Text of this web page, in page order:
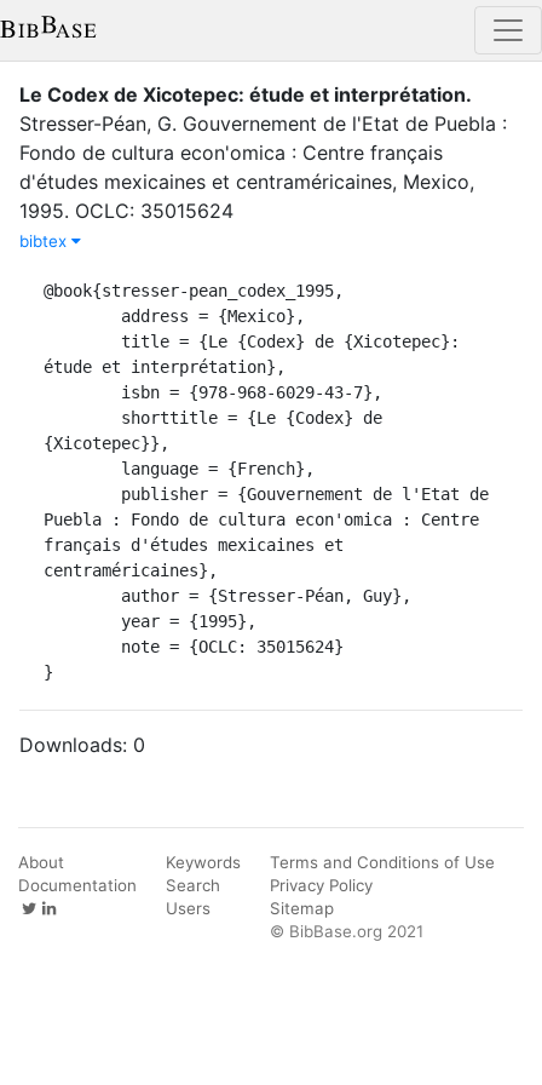
Le Codex de Xicotepec: étude et interprétation.
Stresser-Péan, G. Gouvernement de l'Etat de Puebla :
Fondo de cultura econ'omica : Centre français
d'études mexicaines et centraméricaines, Mexico,
1995. OCLC: 35015624
bibtex
@book{stresser-pean_codex_1995,
étude et interprétation},
{Xicotepec}},
Puebla : Fondo de cultura econ'omica : Centre
français d'études mexicaines et
centraméricaines},
}
Downloads: 0
About
Documentation
Keywords
Search
Users
Terms and Conditions of Use
Privacy Policy
Sitemap
© BibBase.org 2021